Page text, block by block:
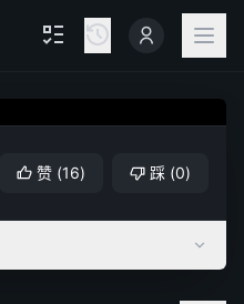
赞 (16) 踩 (0)